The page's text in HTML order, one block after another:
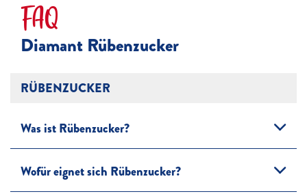
FAQ
Diamant Rübenzucker
RÜBENZUCKER
Was ist Rübenzucker?
Wofür eignet sich Rübenzucker?